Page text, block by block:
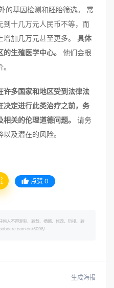
的基因检测和胚胎筛选。 常
到十几万元人民币不等，而
加几万元甚至更多。 具体
生殖医学中心。
他们会根
许多国家和地区受到法律法
决定进行此类治疗之前，务
关的伦理道德问题。
请务
及潜在的风险。
点赞 0
何人不得复制、转载、摘编、修改、链接、转
5098/
生成海报